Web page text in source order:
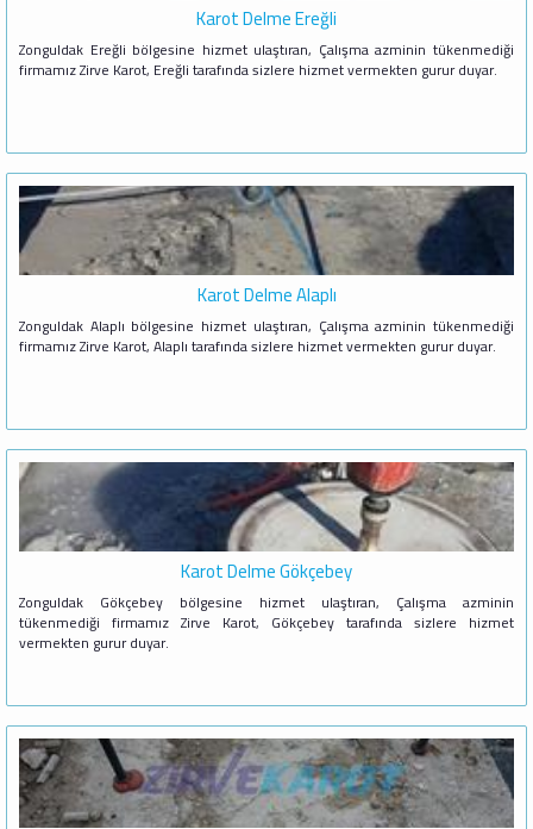
Karot Delme Ereğli
Zonguldak Ereğli bölgesine hizmet ulaştıran, Çalışma azminin tükenmediği
firmamız Zirve Karot, Ereğli tarafında sizlere hizmet vermekten gurur duyar.
Karot Delme Alaplı
Zonguldak Alaplı bölgesine hizmet ulaştıran, Çalışma azminin tükenmediği
firmamız Zirve Karot, Alaplı tarafında sizlere hizmet vermekten gurur duyar.
Karot Delme Gökçebey
Zonguldak Gökçebey bölgesine hizmet ulaştıran, Çalışma azminin
tükenmediği firmamız Zirve Karot, Gökçebey tarafında sizlere hizmet
vermekten gurur duyar.